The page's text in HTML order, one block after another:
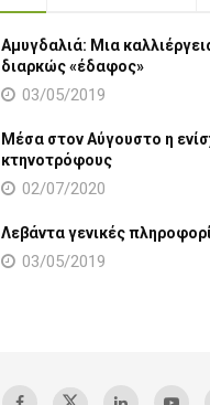
Αμυγδαλιά: Μια
διαρκώς «έδαφος»
03/05/2019
Μέσα στον Αύγουστο η
κτηνοτρόφους
02/07/2020
Λεβάντα γενικές
03/05/2019